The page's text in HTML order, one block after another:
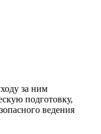
за ним
подготовку,
ведения